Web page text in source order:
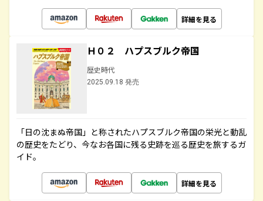
詳細を見る
Ｈ０２ ハプスブルク帝国
歴史時代
2025.09.18 発売
「日の沈まぬ帝国」と称されたハプスブルク帝国の栄光と動乱
の歴史をたどり、今なお各国に残る史跡を巡る歴史を旅するガ
イド。
詳細を見る